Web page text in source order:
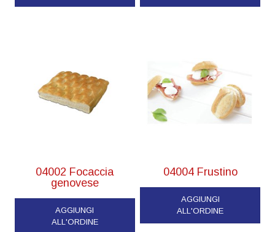
04002 Focaccia
genovese
AGGIUNGI
ALL'ORDINE
04004 Frustino
AGGIUNGI
ALL'ORDINE